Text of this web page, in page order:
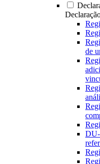
de
DU-